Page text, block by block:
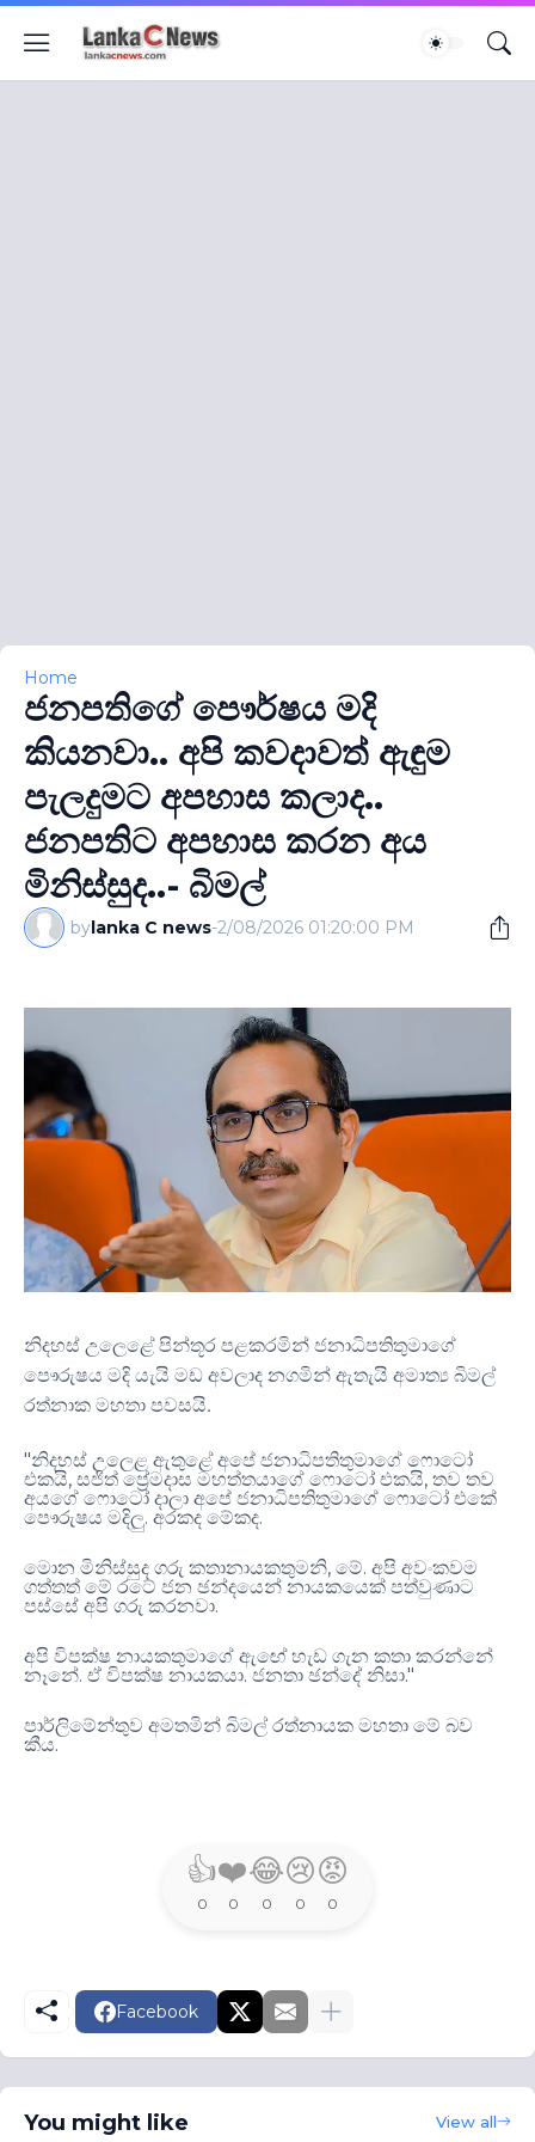
Home
ජනපතිගේ පෞර්ෂය මදි
කියනවා.. අපි කවදාවත් ඇඳුම
පැලදුමට අපහාස කලාද..
ජනපතිට අපහාස කරන අය
මිනිස්සුද..- බිමල්
bylanka C news-2/08/2026 01:20:00 PM
නිදහස් උලෙළේ පින්තූර පළකරමින් ජනාධිපතිතුමාගේ
පෞරුෂය මදි යැයි මඩ අවලාද නගමින් ඇතැයි අමාත්‍ය බිමල්
රත්නාක මහතා පවසයි.
"නිදහස් උලෙළ ඇතුළේ අපේ ජනාධිපතිතුමාගේ ෆොටෝ
එකයි, සජිත් ප්‍රේමදාස මහත්තයාගේ ෆොටෝ එකයි, තව තව
අයගේ ෆොටෝ දාලා අපේ ජනාධිපතිතුමාගේ ෆොටෝ එකේ
පෞරුෂය මදිලු. අරකද මේකද.
මොන මිනිස්සුද ගරු කතානායකතුමනි, මේ. අපි අවංකවම
ගත්තත් මේ රටේ ජන ඡන්දයෙන් නායකයෙක් පත්වුණාට
පස්සේ අපි ගරු කරනවා.
අපි විපක්ෂ නායකතුමාගේ ඇඟේ හැඩ ගැන කතා කරන්නේ
නෑනේ. ඒ විපක්ෂ නායකයා. ජනතා ඡන්දේ නිසා."
පාර්ලිමේන්තුව අමතමින් බිමල් රත්නායක මහතා මේ බව
කීය.
👍
0
❤️
0
😂
0
😢
0
😡
0
Facebook
You might like View all